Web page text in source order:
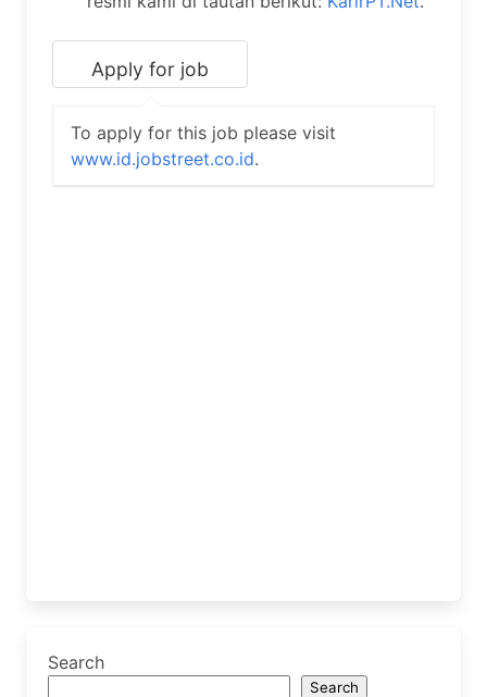
To apply for this job please visit
www.id.jobstreet.co.id.
Search
Search